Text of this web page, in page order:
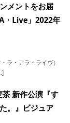
メントをお届
Live」2022年
ラ・アラ・ライヴ）
新作公演『す
。』ビジュア